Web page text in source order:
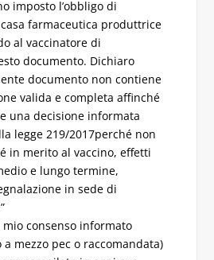
imposto l’obbligo di
farmaceutica produttrice
al vaccinatore di
documento. Dichiaro
documento non contiene
valida e completa affinché
una decisione informata
legge 219/2017perché non
in merito al vaccino, effetti
e lungo termine,
in sede di
consenso informato
mezzo pec o raccomandata)